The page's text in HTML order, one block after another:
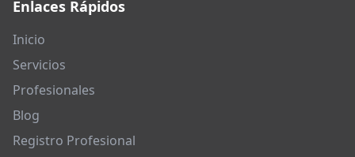
Enlaces Rápidos
Inicio
Servicios
Profesionales
Blog
Registro Profesional